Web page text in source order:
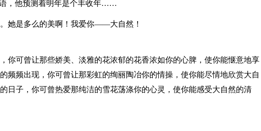
，他预测着明年是个丰收年……
她是多么的美啊！我爱你——大自然！
你可曾让那些娇美、淡雅的花浓郁的花香浓如你的心脾，使你能惬意地享
频频出现，你可曾让那彩虹的绚丽陶冶你的情操，使你能尽情地欣赏大自
日子，你可曾热爱那纯洁的雪花荡涤你的心灵，使你能感受大自然的清